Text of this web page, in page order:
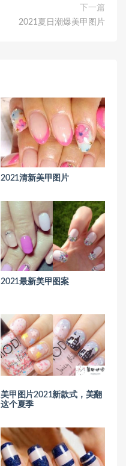
下一篇
2021夏日潮爆美甲图片
2021清新美甲图片
2021最新美甲图案
美甲图片2021新款式，美翻
这个夏季